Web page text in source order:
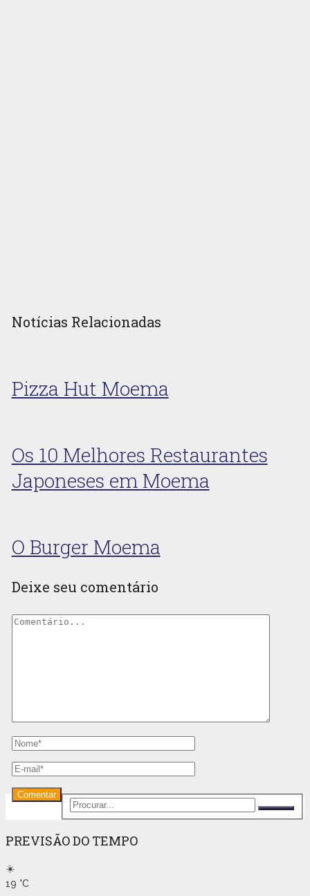
Notícias Relacionadas
Pizza Hut Moema
Os 10 Melhores Restaurantes
Japoneses em Moema
O Burger Moema
Deixe seu comentário
PREVISÃO DO TEMPO
☀️
19 °C